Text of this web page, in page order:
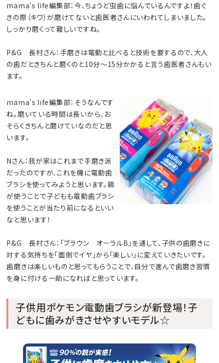
mama’s life編集部：今、ちょうど虫歯に悩んでいるんですよ！歯ぐ
きの際（キワ）が磨けてないと歯医者さんにいわれてしまいました。
しっかり磨くって難しいですね。
P&G 長村さん：手磨きは電動と比べると技術を要するので、大人
の歯だときちんと磨くのと10分～15分かかると言う歯医者さんもい
ます。
mama’s life編集部：そうなんです
ね。磨いている時間は長いから、お
そらくきちんと磨けていなのだと思
います。
Nさん：我が家はこれまで手磨き派
だったのですが、これを機に電動歯
ブラシを使ってみようと思います。親
が使うことで子どもも電動歯ブラシ
を使うことが当たり前になるといい
なと思います！
P&G 長村さん：「ブラウン オーラルB」を通して、子供の歯磨きに
対する気持ちを「面倒でイヤ」から「楽しい」に変えていきたいです。
歯磨きは楽しいものと思ってもらうことで、自分で進んで歯磨き習慣
を身に付ける一助になればと思っています。
子供用ポケモン電動歯ブラシが新登場！子
どもに歯みがきさせやすいモデル☆